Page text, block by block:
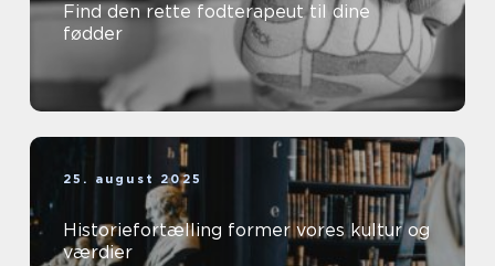
Find den rette fodterapeut til dine
fødder
25. august 2025
Historiefortælling former vores kultur og
værdier